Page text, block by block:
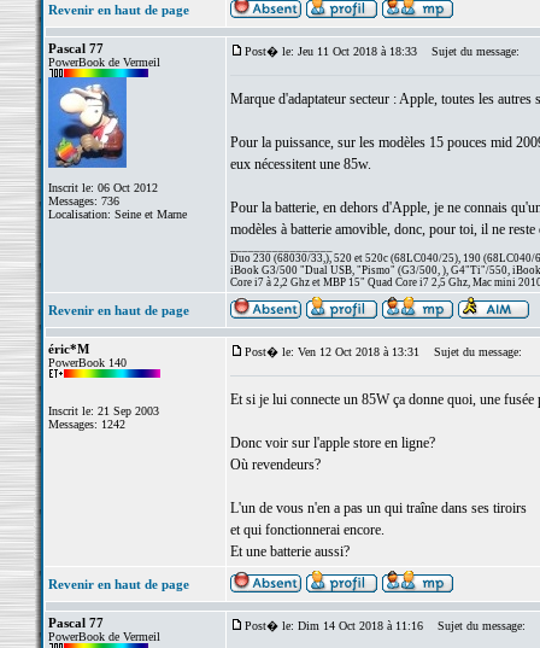
Revenir en haut de page
Pascal 77
PowerBook de Vermeil
Inscrit le: 06 Oct 2012
Messages: 736
Localisation: Seine et Marne
Post� le: Jeu 11 Oct 2018 à 18:33 Sujet du message:
Marque d'adaptateur secteur : Apple, toutes les autres
Pour la puissance, sur les modèles 15 pouces mid
eux nécessitent une 85w.
Pour la batterie, en dehors d'Apple, je ne connais
modèles à batterie amovible, donc, pour toi, il ne
Duo 230 (68030/33,), 520 et 520c (68LC040/25), 190 (68LC040/
iBook G3/500 "Dual USB, "Pismo" (G3/500, ), G4"Ti"/550,
Core i7 à 2,2 Ghz et MBP 15" Quad Core i7 2,5 Ghz, Mac mini
Revenir en haut de page
éric*M
PowerBook 140
Inscrit le: 21 Sep 2003
Messages: 1242
Post� le: Ven 12 Oct 2018 à 13:31 Sujet du message:
Et si je lui connecte un 85W ça donne quoi, une fusée
Donc voir sur l'apple store en ligne?
Où revendeurs?
L'un de vous n'en a pas un qui traîne dans ses tiroirs
et qui fonctionnerai encore.
Et une batterie aussi?
Revenir en haut de page
Pascal 77
PowerBook de Vermeil
Post� le: Dim 14 Oct 2018 à 11:16 Sujet du message: